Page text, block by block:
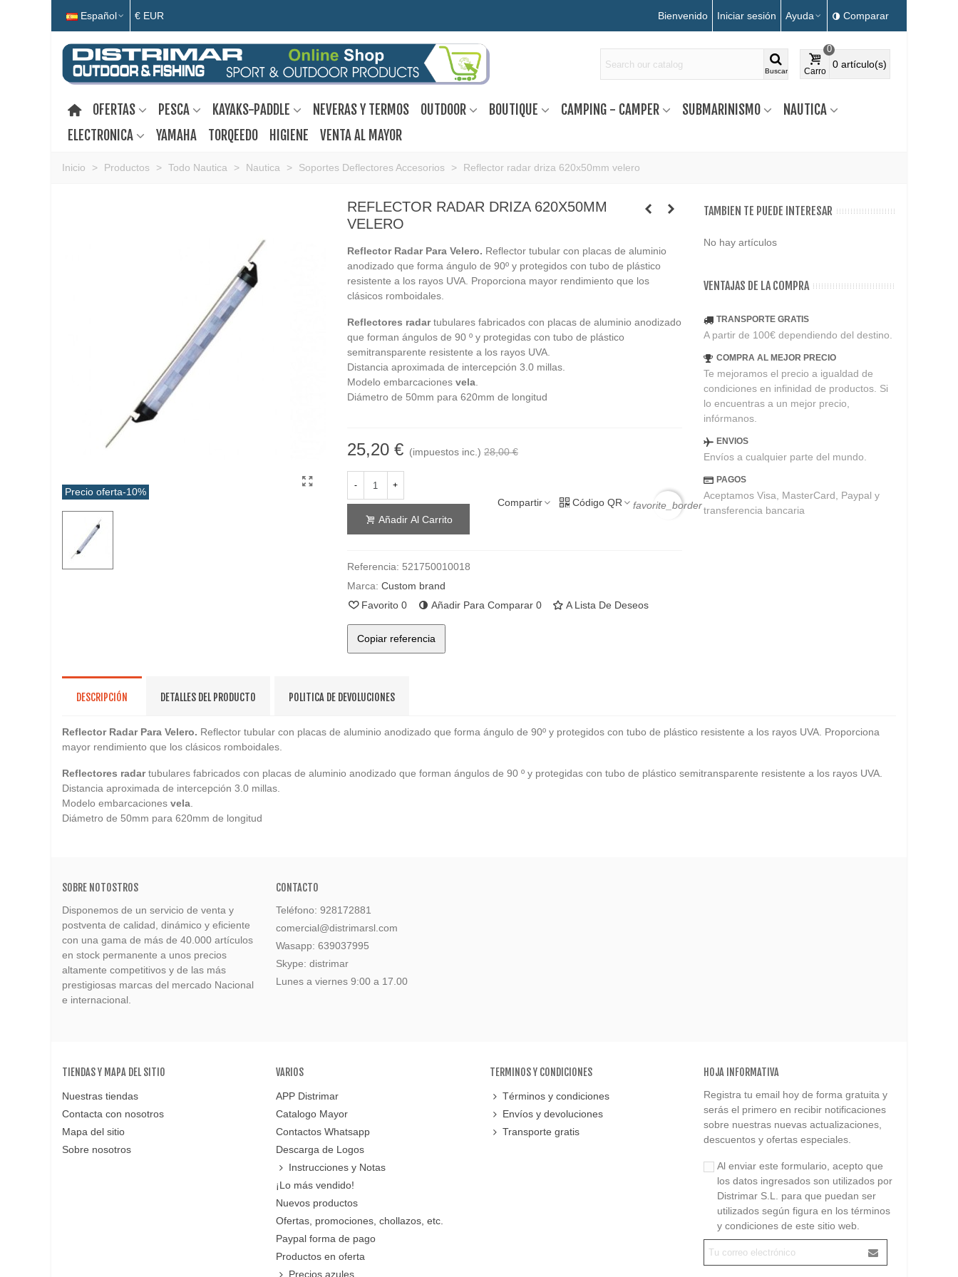
Español € EUR Bienvenido Iniciar sesión Ayuda Comparar
Buscar Carro
0
0 artículo(s)
OFERTAS PESCA KAYAKS-PADDLE NEVERAS Y TERMOS OUTDOOR BOUTIQUE CAMPING - CAMPER SUBMARINISMO
NAUTICA
ELECTRONICA
YAMAHA TORQEEDO HIGIENE VENTA AL MAYOR
Inicio > Productos > Todo Nautica > Nautica > Soportes Deflectores Accesorios > Reflector radar driza 620x50mm velero
Precio oferta-10%
REFLECTOR RADAR DRIZA 620X50MM
VELERO
Reflector Radar Para Velero. Reflector tubular con placas de aluminio
anodizado que forma ángulo de 90º y protegidos con tubo de plástico
resistente a los rayos UVA. Proporciona mayor rendimiento que los
clásicos romboidales.
Reflectores radartubulares fabricados con placas de aluminio anodizado
que forman ángulos de 90 º y protegidas con tubo de plástico
semitransparente resistente a los rayos UVA.
Distancia aproximada de intercepción 3.0 millas.
Modelo embarcaciones vela.
Diámetro de 50mm para 620mm de longitud
25,20 € (impuestos inc.) 28,00 €
- +
Añadir Al Carrito
Compartir Código QR favorite_border
Referencia: 521750010018
Marca: Custom brand
Favorito 0 Añadir Para Comparar 0 A Lista De Deseos
Copiar referencia
TAMBIEN TE PUEDE INTERESAR
No hay artículos
VENTAJAS DE LA COMPRA
TRANSPORTE GRATIS
A partir de 100€ dependiendo del destino.
COMPRA AL MEJOR PRECIO
Te mejoramos el precio a igualdad de
condiciones en infinidad de productos. Si
lo encuentras a un mejor precio,
infórmanos.
ENVIOS
Envíos a cualquier parte del mundo.
PAGOS
Aceptamos Visa, MasterCard, Paypal y
transferencia bancaria
DESCRIPCIÓN DETALLES DEL PRODUCTO POLITICA DE DEVOLUCIONES
Reflector Radar Para Velero. Reflector tubular con placas de aluminio anodizado que forma ángulo de 90º y protegidos con tubo de plástico resistente a los rayos UVA. Proporciona
mayor rendimiento que los clásicos romboidales.
Reflectores radartubulares fabricados con placas de aluminio anodizado que forman ángulos de 90 º y protegidas con tubo de plástico semitransparente resistente a los rayos UVA.
Distancia aproximada de intercepción 3.0 millas.
Modelo embarcaciones vela.
Diámetro de 50mm para 620mm de longitud
SOBRE NOTOSTROS
Disponemos de un servicio de venta y
postventa de calidad, dinámico y eficiente
con una gama de más de 40.000 artículos
en stock permanente a unos precios
altamente competitivos y de las más
prestigiosas marcas del mercado Nacional
e internacional.
CONTACTO
Teléfono: 928172881
comercial@distrimarsl.com
Wasapp: 639037995
Skype: distrimar
Lunes a viernes 9:00 a 17.00
TIENDAS Y MAPA DEL SITIO
Nuestras tiendas
Contacta con nosotros
Mapa del sitio
Sobre nosotros
VARIOS
APP Distrimar
Catalogo Mayor
Contactos Whatsapp
Descarga de Logos
Instrucciones y Notas
¡Lo más vendido!
Nuevos productos
Ofertas, promociones, chollazos, etc.
Paypal forma de pago
Productos en oferta
Precios azules
TERMINOS Y CONDICIONES
Términos y condiciones
Envíos y devoluciones
Transporte gratis
HOJA INFORMATIVA
Registra tu email hoy de forma gratuita y
serás el primero en recibir notificaciones
sobre nuestras nuevas actualizaciones,
descuentos y ofertas especiales.
Al enviar este formulario, acepto que
los datos ingresados son utilizados por
Distrimar S.L. para que puedan ser
utilizados según figura en los términos
y condiciones de este sitio web.